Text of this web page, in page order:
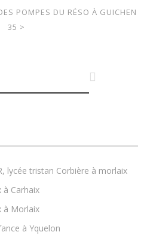
POMPES DU RÉSO À GUICHEN
35 >
lycée tristan Corbière à morlaix
à Carhaix
à Morlaix
à Yquelon